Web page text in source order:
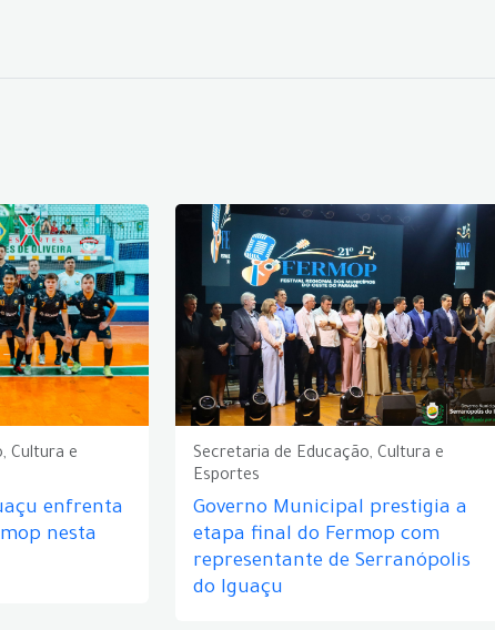
Cultura e
enfrenta
nesta
Secretaria de Educação, Cultura e
Esportes
Governo Municipal prestigia a
etapa final do Fermop com
representante de Serranópolis
do Iguaçu